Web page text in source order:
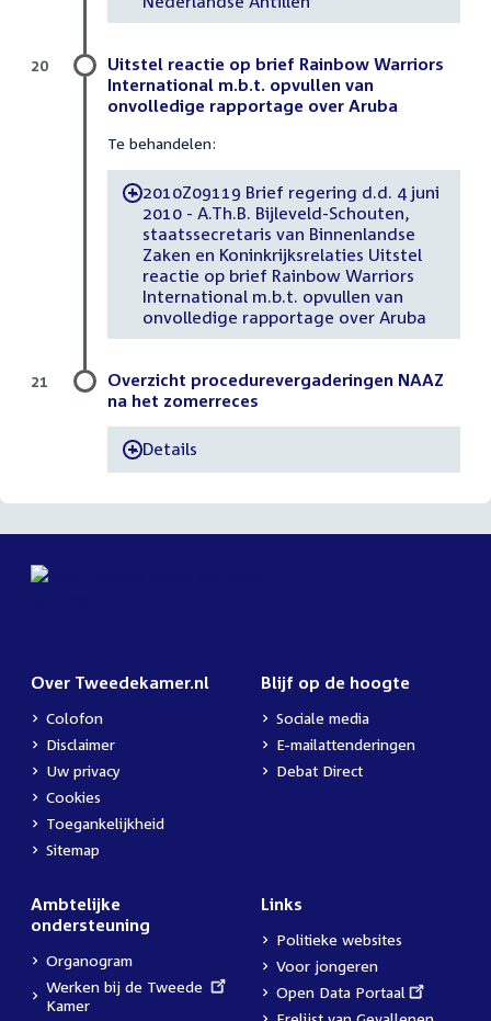
Uitstel reactie op brief Rainbow Warriors
International m.b.t. opvullen van
onvolledige rapportage over Aruba
Te behandelen:
-2010Z09119 Brief regering d.d. 4 juni
2010 - A.Th.B. Bijleveld-Schouten,
staatssecretaris van Binnenlandse
Zaken en Koninkrijksrelaties Uitstel
reactie op brief Rainbow Warriors
International m.b.t. opvullen van
onvolledige rapportage over Aruba
20
Overzicht procedurevergaderingen NAAZ
na het zomerreces
-Details
21
Over Tweedekamer.nl
Colofon
Disclaimer
Uw privacy
Cookies
Toegankelijkheid
Sitemap
Blijf op de hoogte
Sociale media
E-mailattenderingen
Debat Direct
Ambtelijke
ondersteuning
Organogram
External
link:
Werken bij de Tweede
Kamer
Links
Politieke websites
Voor jongeren
External
link:
Open Data Portaal